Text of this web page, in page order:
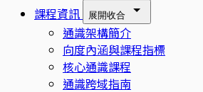
課程資訊
展開收合
通識架構簡介
向度內涵與課程指標
核心通識課程
通識跨域指南